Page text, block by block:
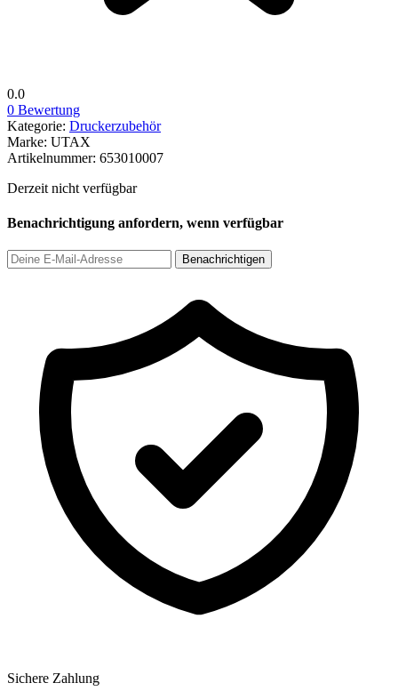
0.0
0 Bewertung
Kategorie: Druckerzubehör
Marke: UTAX
Artikelnummer: 653010007
Derzeit nicht verfügbar
Benachrichtigung anfordern, wenn verfügbar
Benachrichtigen
Sichere Zahlung